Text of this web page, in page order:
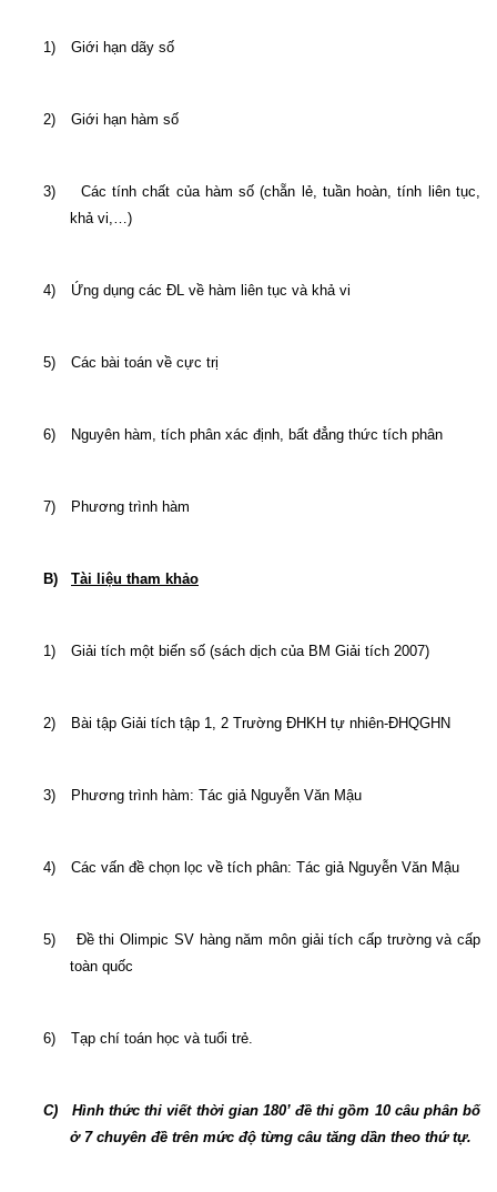
1) Giới hạn dãy số
2) Giới hạn hàm số
3)
Các tính chất của hàm số (chẵn lẻ, tuần hoàn, tính liên tục,
khả vi,…)
4) Ứng dụng các ĐL về hàm liên tục và khả vi
5) Các bài toán về cực trị
6) Nguyên hàm, tích phân xác định, bất đẳng thức tích phân
7) Phương trình hàm
B) Tài liệu tham khảo
1) Giải tích một biến số (sách dịch của BM Giải tích 2007)
2) Bài tập Giải tích tập 1, 2 Trường ĐHKH tự nhiên-ĐHQGHN
3) Phương trình hàm: Tác giả Nguyễn Văn Mậu
4) Các vấn đề chọn lọc về tích phân: Tác giả Nguyễn Văn Mậu
5)
Đề thi Olimpic SV hàng năm môn giải tích cấp trường và cấp
toàn quốc
6) Tạp chí toán học và tuổi trẻ.
C)
Hình thức thi viết thời gian 180’ đề thi gồm 10 câu phân bố
ở 7 chuyên đề trên mức độ từng câu tăng dần theo thứ tự.